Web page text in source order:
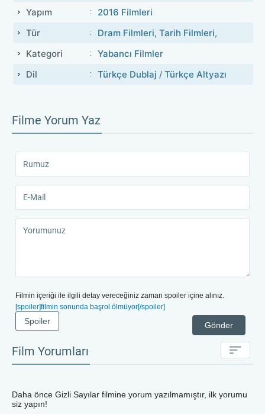
Yapım
2016 Filmleri
Tür
Dram Filmleri, Tarih Filmleri,
Kategori
Yabancı Filmler
Dil
Türkçe Dublaj / Türkçe Altyazı
Filme Yorum Yaz
Filmin içeriği ile ilgili detay vereceğiniz zaman spoiler içine alınız.
[spoiler]filmin sonunda başrol ölmüyor[/spoiler]
Gönder
Spoiler
Film Yorumları
Daha önce Gizli Sayılar filmine yorum yazılmamıştır, ilk yorumu
siz yapın!